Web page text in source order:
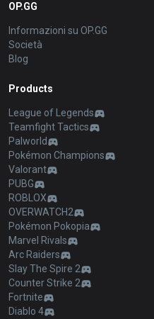
OP.GG
Informazioni su OP.GG
Società
Blog
Products
League of Legends
Teamfight Tactics
Palworld
Pokémon Champions
Valorant
PUBG
ROBLOX
OVERWATCH2
Pokémon Pokopia
Marvel Rivals
Arc Raiders
Slay The Spire 2
Counter Strike 2
Fortnite
Diablo 4